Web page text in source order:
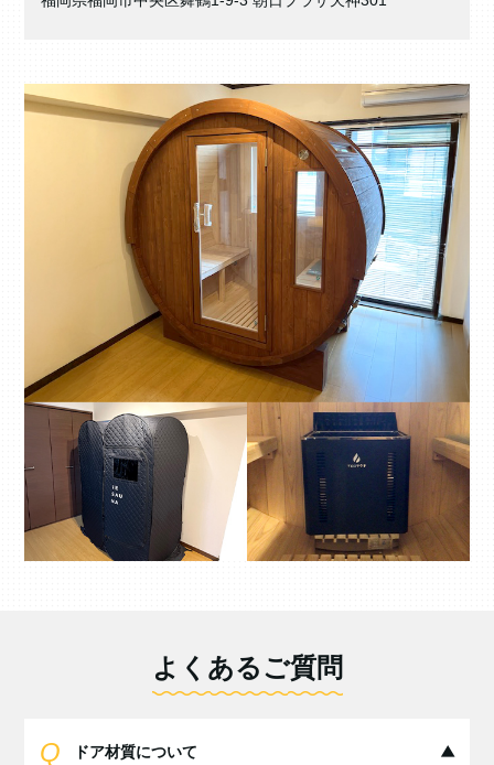
よくあるご質問
ドア材質について